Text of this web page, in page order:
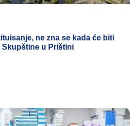
ne zna se kada će biti
u Prištini